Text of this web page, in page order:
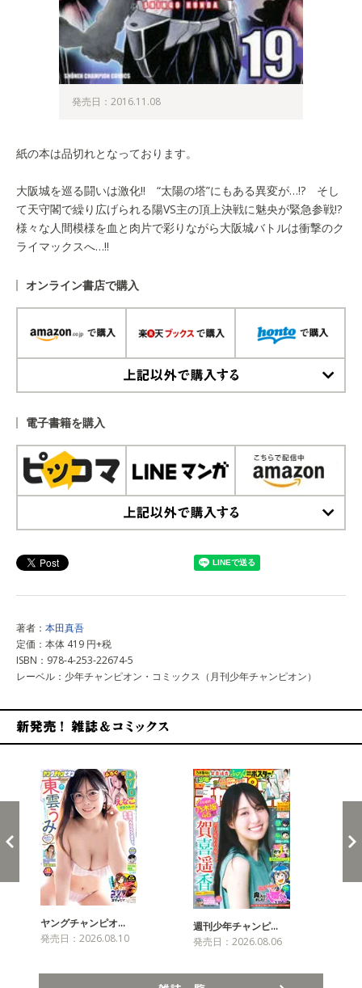
発売日：2016.11.08
紙の本は品切れとなっております。
大阪城を巡る闘いは激化!! “太陽の塔”にもある異変が…!? そし
て天守閣で繰り広げられる陽VS主の頂上決戦に魅央が緊急参戦!?
様々な人間模様を血と肉片で彩りながら大阪城バトルは衝撃のク
ライマックスへ…!!
オンライン書店で購入
電子書籍を購入
著者： 本田真吾
定価：本体 419 円+税
ISBN：978-4-253-22674-5
レーベル：少年チャンピオン・コミックス（月刊少年チャンピオン）
ヤングチャンピオ…
発売日：2026.08.10
週刊少年チャンピ…
発売日：2026.08.06